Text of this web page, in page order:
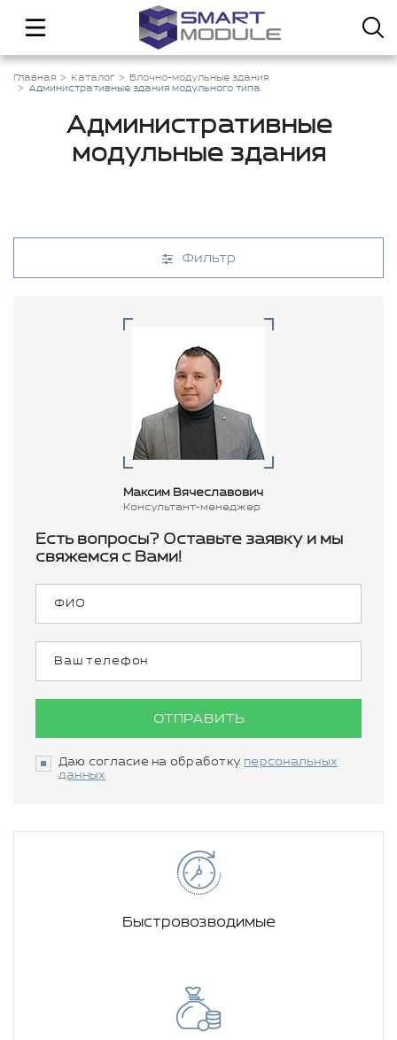
Главная Каталог
Блочно-модульные здания
Административные здания модульного типа
Административные
модульные здания
Фильтр
Максим Вячеславович
Консультант-менеджер
Есть вопросы? Оставьте заявку и мы
свяжемся с Вами!
ОТПРАВИТЬ
Даю согласие на обработку персональных
данных
Быстровозводимые